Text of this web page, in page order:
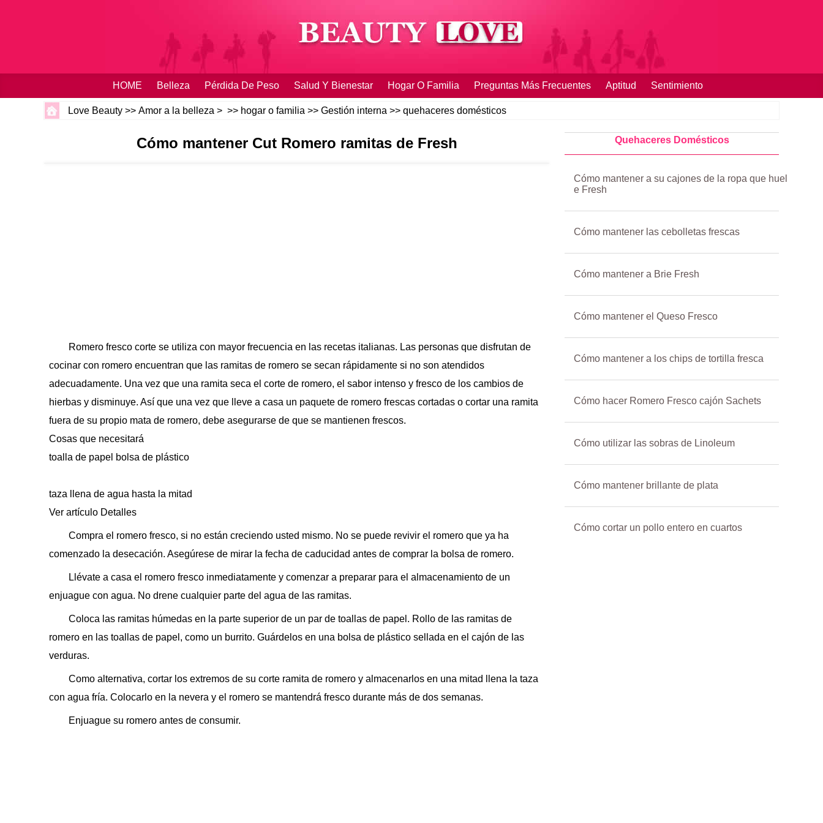
HOME Belleza Pérdida De Peso Salud Y Bienestar Hogar O Familia Preguntas Más Frecuentes Aptitud Sentimiento
Love Beauty >> Amor a la belleza > >> hogar o familia >> Gestión interna >> quehaceres domésticos
Cómo mantener Cut Romero ramitas de Fresh
Romero fresco corte se utiliza con mayor frecuencia en las recetas italianas. Las personas que disfrutan de
cocinar con romero encuentran que las ramitas de romero se secan rápidamente si no son atendidos
adecuadamente. Una vez que una ramita seca el corte de romero, el sabor intenso y fresco de los cambios de
hierbas y disminuye. Así que una vez que lleve a casa un paquete de romero frescas cortadas o cortar una ramita
fuera de su propio mata de romero, debe asegurarse de que se mantienen frescos.
Cosas que necesitará
toalla de papel bolsa de plástico
taza llena de agua hasta la mitad
Ver artículo Detalles
Compra el romero fresco, si no están creciendo usted mismo. No se puede revivir el romero que ya ha
comenzado la desecación. Asegúrese de mirar la fecha de caducidad antes de comprar la bolsa de romero.
Llévate a casa el romero fresco inmediatamente y comenzar a preparar para el almacenamiento de un
enjuague con agua. No drene cualquier parte del agua de las ramitas.
Coloca las ramitas húmedas en la parte superior de un par de toallas de papel. Rollo de las ramitas de
romero en las toallas de papel, como un burrito. Guárdelos en una bolsa de plástico sellada en el cajón de las
verduras.
Como alternativa, cortar los extremos de su corte ramita de romero y almacenarlos en una mitad llena la taza
con agua fría. Colocarlo en la nevera y el romero se mantendrá fresco durante más de dos semanas.
Enjuague su romero antes de consumir.
Quehaceres Domésticos
Cómo mantener a su cajones de la ropa que huel
e Fresh
Cómo mantener las cebolletas frescas
Cómo mantener a Brie Fresh
Cómo mantener el Queso Fresco
Cómo mantener a los chips de tortilla fresca
Cómo hacer Romero Fresco cajón Sachets
Cómo utilizar las sobras de Linoleum
Cómo mantener brillante de plata
Cómo cortar un pollo entero en cuartos